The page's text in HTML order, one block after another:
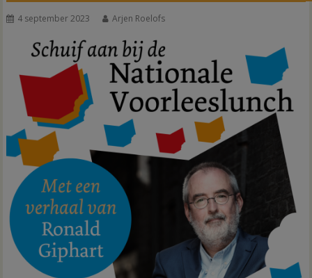
4 september 2023 Arjen Roelofs